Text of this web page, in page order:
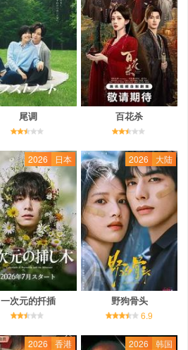
尾调 百花杀
2026 日本
一次元的扦插
2026 大陆
野狗骨头
6.9
2026 香港 2026 韩国